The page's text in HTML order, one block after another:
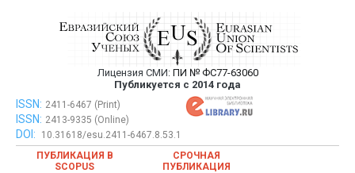
Евразийский Союз Ученых —
публикация научных статей в
ежемесячном научном журнале
Лицензия СМИ: ПИ № ФС77-63060
Публикуется с 2014 года
Евразийский Союз Ученых — публикация научных статей в
ежемесячном научном журнале
ISSN: 2411-6467 (Print)
ISSN: 2413-9335 (Online)
DOI:
10.31618/esu.2411-6467.8.53.1
ПУБЛИКАЦИЯ В
SCOPUS
СРОЧНАЯ
ПУБЛИКАЦИЯ